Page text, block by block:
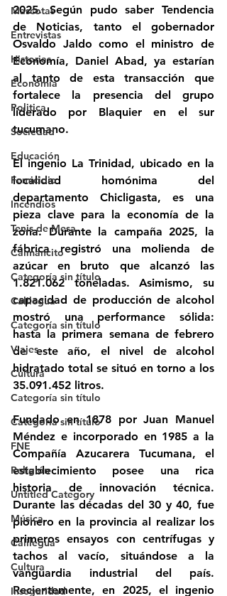
Mascotas
Entrevistas
Historias
Economía
Politica
Sociedad
Educación
Femicidio
Incendios
Tenis de Mesa
Caimancito
Categoría sin título
Calilegua
Categoría sin título
Viajes
Cultura
Categoría sin título
Categoría sin título
FNE
Religión
Untitled Category
Música
Calilegua
Cultura
Inseguridad
2025. Según pudo saber Tendencia
de Noticias, tanto el gobernador
Osvaldo Jaldo como el ministro de
Economía, Daniel Abad, ya estarían
al tanto de esta transacción que
fortalece la presencia del grupo
liderado por Blaquier en el sur
tucumano.
El ingenio La Trinidad, ubicado en la
localidad homónima del
departamento Chicligasta, es una
pieza clave para la economía de la
zona. Durante la campaña 2025, la
fábrica registró una molienda de
azúcar en bruto que alcanzó las
1.821.062 toneladas. Asimismo, su
capacidad de producción de alcohol
mostró una performance sólida:
hasta la primera semana de febrero
de este año, el nivel de alcohol
hidratado total se situó en torno a los
35.091.452 litros.
Fundado en 1878 por Juan Manuel
Méndez e incorporado en 1985 a la
Compañía Azucarera Tucumana, el
establecimiento posee una rica
historia de innovación técnica.
Durante las décadas del 30 y 40, fue
pionero en la provincia al realizar los
primeros ensayos con centrífugas y
tachos al vacío, situándose a la
vanguardia industrial del país.
Recientemente, en 2025, el ingenio